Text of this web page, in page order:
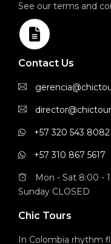
See our terms and
Contact Us
+57 320 543 8082
+57 310 867 5617
Mon - Sat 8:00 -
Sunday CLOSED
Chic Tours
In Colombia rhythm